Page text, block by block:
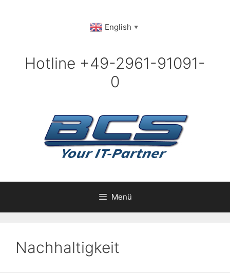
English ▼
Hotline +49-2961-91091-
0
Menü
Nachhaltigkeit